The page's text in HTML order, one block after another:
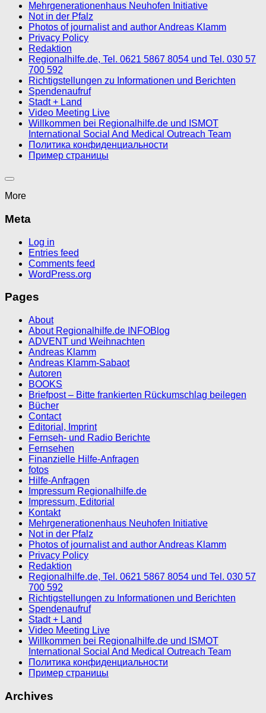
Mehrgenerationenhaus Neuhofen Initiative
Not in der Pfalz
Photos of journalist and author Andreas Klamm
Privacy Policy
Redaktion
Regionalhilfe.de, Tel. 0621 5867 8054 und Tel. 030 57
700 592
Richtigstellungen zu Informationen und Berichten
Spendenaufruf
Stadt + Land
Video Meeting Live
Willkommen bei Regionalhilfe.de und ISMOT
International Social And Medical Outreach Team
Политика конфиденциальности
Пример страницы
More
Meta
Log in
Entries feed
Comments feed
WordPress.org
Pages
About
About Regionalhilfe.de INFOBlog
ADVENT und Weihnachten
Andreas Klamm
Andreas Klamm-Sabaot
Autoren
BOOKS
Briefpost – Bitte frankierten Rückumschlag beilegen
Bücher
Contact
Editorial, Imprint
Fernseh- und Radio Berichte
Fernsehen
Finanzielle Hilfe-Anfragen
fotos
Hilfe-Anfragen
Impressum Regionalhilfe.de
Impressum, Editorial
Kontakt
Mehrgenerationenhaus Neuhofen Initiative
Not in der Pfalz
Photos of journalist and author Andreas Klamm
Privacy Policy
Redaktion
Regionalhilfe.de, Tel. 0621 5867 8054 und Tel. 030 57
700 592
Richtigstellungen zu Informationen und Berichten
Spendenaufruf
Stadt + Land
Video Meeting Live
Willkommen bei Regionalhilfe.de und ISMOT
International Social And Medical Outreach Team
Политика конфиденциальности
Пример страницы
Archives